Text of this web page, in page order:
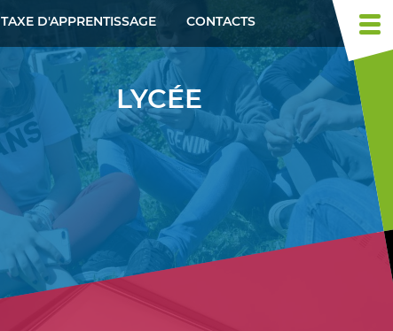
TAXE D'APPRENTISSAGE CONTACTS
LYCÉE